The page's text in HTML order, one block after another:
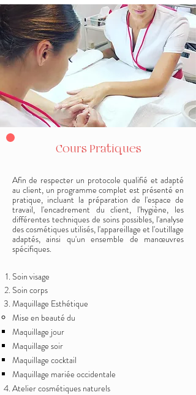
Cours Pratiques
Afin de respecter un protocole qualifié et adapté
au client, un programme complet est présenté en
pratique, incluant la préparation de l'espace de
travail, l'encadrement du client, l'hygiène, les
différentes techniques de soins possibles, l'analyse
des cosmétiques utilisés, l'appareillage et l'outillage
adaptés, ainsi qu'un ensemble de manœuvres
spécifiques.
Soin visage
S​oin corps
Maquillage​ Esthétique
Mise en beauté du​
Maquillage jour​
Maquillage soir
Maquillage cocktail
Maquillage mariée occidentale
Atelier cosmétiques naturels